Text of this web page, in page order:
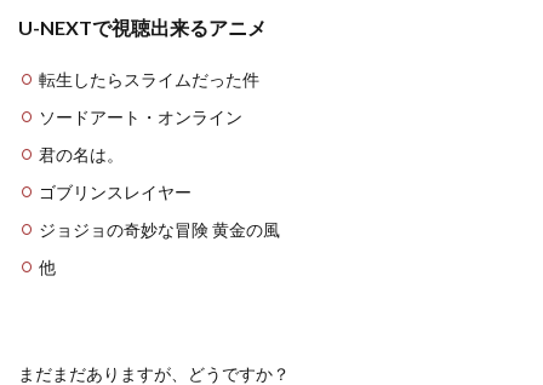
U-NEXTで視聴出来るアニメ
転生したらスライムだった件
ソードアート・オンライン
君の名は。
ゴブリンスレイヤー
ジョジョの奇妙な冒険 黄金の風
他
まだまだありますが、どうですか？